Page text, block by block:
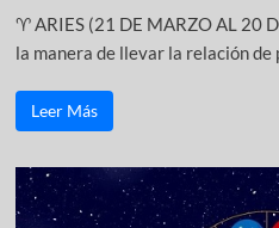
♈ ARIES (21 DE MARZO AL 20
la manera de llevar la relación de
Leer Más